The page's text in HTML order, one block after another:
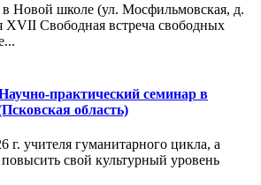
в Новой школе (ул. Мосфильмовская, д.
XVII Свободная встреча свободных
практический семинар в
область)
г. учителя гуманитарного цикла, а
свой культурный уровень